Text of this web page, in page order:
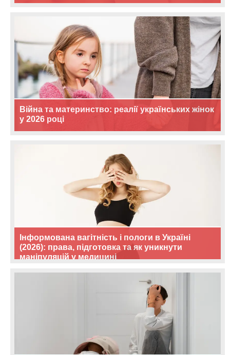
Війна та материнство: реалії українських жінок
у 2026 році
Інформована вагітність і пологи в Україні
(2026): права, підготовка та як уникнути
маніпуляцій у медицині